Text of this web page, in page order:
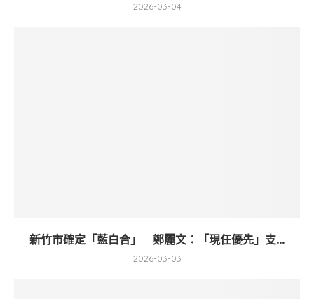
2026-03-04
新竹市確定「藍白合」 鄭麗文：「現任優先」支...
2026-03-03